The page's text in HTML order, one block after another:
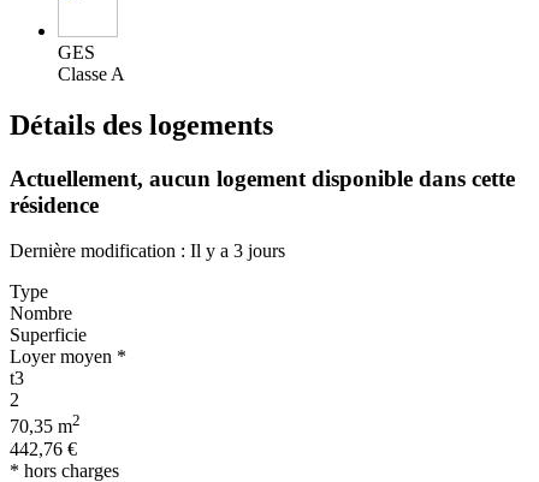
GES
Classe A
Détails des logements
Actuellement, aucun logement disponible dans cette
résidence
Dernière modification : Il y a 3 jours
Type
Nombre
Superficie
Loyer moyen *
t3
2
70,35 m2
442,76 €
* hors charges